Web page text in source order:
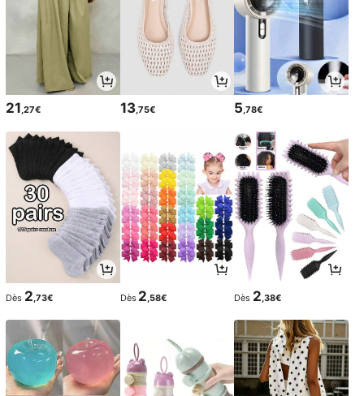
21,27€ 13,75€ 5,78€
Dès 2,73€ Dès 2,58€ Dès 2,38€